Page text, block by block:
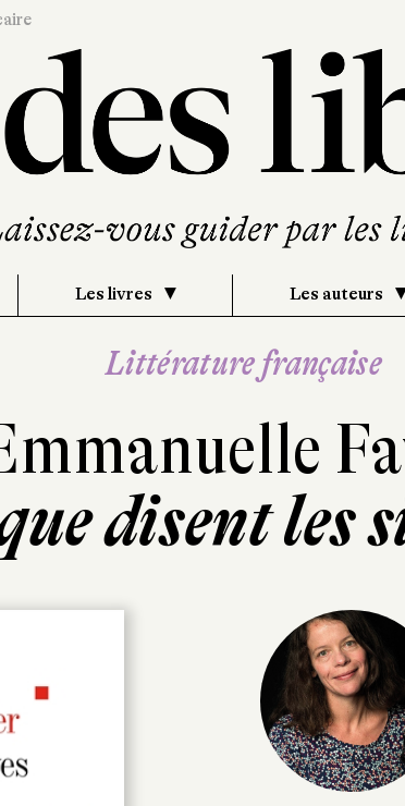
Les livres Les auteurs
Littérature française
disent les